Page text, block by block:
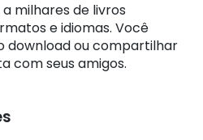
milhares de livros
e idiomas. Você
download ou compartilhar
com seus amigos.